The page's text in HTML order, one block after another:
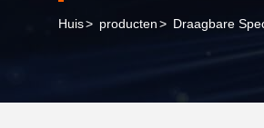
Huis> producten> Draagbare